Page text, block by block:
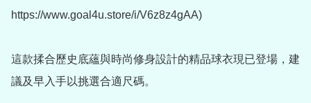
https://www.goal4u.store/i/V6z8z4gAA)
這款揉合歷史底蘊與時尚修身設計的精品球衣現已登場，建
議及早入手以挑選合適尺碼。